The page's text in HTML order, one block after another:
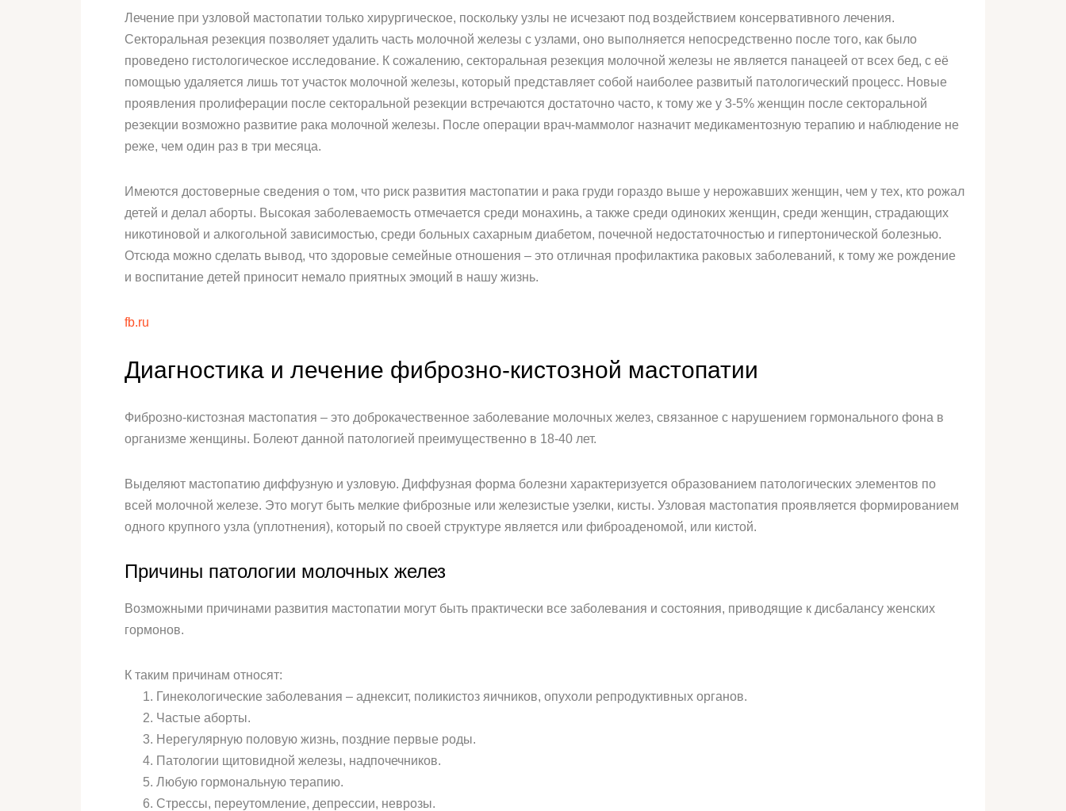
Лечение при узловой мастопатии только хирургическое, поскольку узлы не исчезают под воздействием консервативного лечения.
Секторальная резекция позволяет удалить часть молочной железы с узлами, оно выполняется непосредственно после того, как было
проведено гистологическое исследование. К сожалению, секторальная резекция молочной железы не является панацеей от всех бед, с её
помощью удаляется лишь тот участок молочной железы, который представляет собой наиболее развитый патологический процесс. Новые
проявления пролиферации после секторальной резекции встречаются достаточно часто, к тому же у 3-5% женщин после секторальной
резекции возможно развитие рака молочной железы. После операции врач-маммолог назначит медикаментозную терапию и наблюдение не
реже, чем один раз в три месяца.
Имеются достоверные сведения о том, что риск развития мастопатии и рака груди гораздо выше у нерожавших женщин, чем у тех, кто рожал
детей и делал аборты. Высокая заболеваемость отмечается среди монахинь, а также среди одиноких женщин, среди женщин, страдающих
никотиновой и алкогольной зависимостью, среди больных сахарным диабетом, почечной недостаточностью и гипертонической болезнью.
Отсюда можно сделать вывод, что здоровые семейные отношения – это отличная профилактика раковых заболеваний, к тому же рождение
и воспитание детей приносит немало приятных эмоций в нашу жизнь.
fb.ru
Диагностика и лечение фиброзно-кистозной мастопатии
Фиброзно-кистозная мастопатия – это доброкачественное заболевание молочных желез, связанное с нарушением гормонального фона в
организме женщины. Болеют данной патологией преимущественно в 18-40 лет.
Выделяют мастопатию диффузную и узловую. Диффузная форма болезни характеризуется образованием патологических элементов по
всей молочной железе. Это могут быть мелкие фиброзные или железистые узелки, кисты. Узловая мастопатия проявляется формированием
одного крупного узла (уплотнения), который по своей структуре является или фиброаденомой, или кистой.
Причины патологии молочных желез
Возможными причинами развития мастопатии могут быть практически все заболевания и состояния, приводящие к дисбалансу женских
гормонов.
К таким причинам относят:
Гинекологические заболевания – аднексит, поликистоз яичников, опухоли репродуктивных органов.
Частые аборты.
Нерегулярную половую жизнь, поздние первые роды.
Патологии щитовидной железы, надпочечников.
Любую гормональную терапию.
Стрессы, переутомление, депрессии, неврозы.